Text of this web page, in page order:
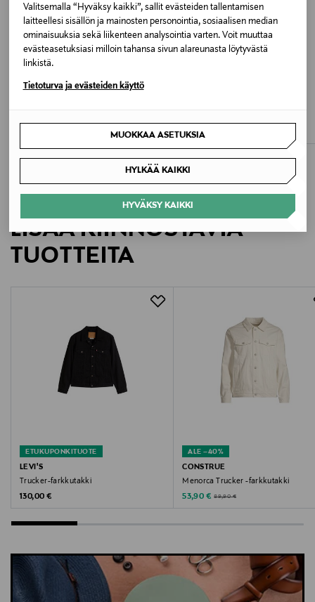
Valitsemalla “Hyväksy kaikki”, sallit evästeiden tallentamisen
laitteellesi sisällön ja mainosten personointia, sosiaalisen median
ominaisuuksia sekä liikenteen analysointia varten. Voit muuttaa
evästeasetuksiasi milloin tahansa sivun alareunasta löytyvästä
linkistä.
Tietoturva ja evästeiden käyttö
MUOKKAA ASETUKSIA
HYLKÄÄ KAIKKI
HYVÄKSY KAIKKI
Tunisia
Valmistajan tuotenumero
MW0MW42629
Tommy Hilfiger Europe B.V.
Danzigerkade 165, 1013 AP Amsterdam, Netherlands
Digitaalinen osoite
service.eu@tommy.com
farkkutakki, kevyt takki, denimtakki, miesten takki,
Tommy Hilfiger, takki
ETUKUPONKITUOTE
Original Price
130,00 €
LISÄÄ KIINNOSTAVIA
TUOTTEITA
ETUKUPONKITUOTE
LEVI'S
Trucker-farkkutakki
Original Price
130,00 €
ALE –40%
CONSTRUE
Menorca Trucker -farkkutakki
Discounted Price
53,90 € Original Price
89,90 €